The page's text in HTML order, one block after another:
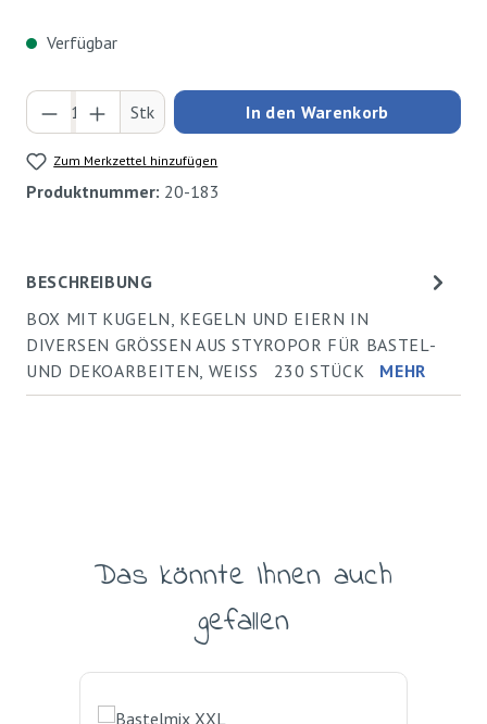
Verfügbar
Produkt Anzahl: Gib den gewünschten Wert
Stk In den Warenkorb
Zum Merkzettel hinzufügen
Produktnummer: 20-183
BESCHREIBUNG
BOX MIT KUGELN, KEGELN UND EIERN IN
DIVERSEN GRÖSSEN AUS STYROPOR FÜR BASTEL-
UND DEKOARBEITEN, WEISS 230 STÜCK MEHR
Produktgalerie überspringen
Das könnte Ihnen auch
gefallen